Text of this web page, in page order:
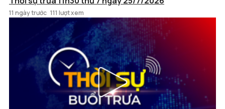
11 ngày trước 111 lượt xem